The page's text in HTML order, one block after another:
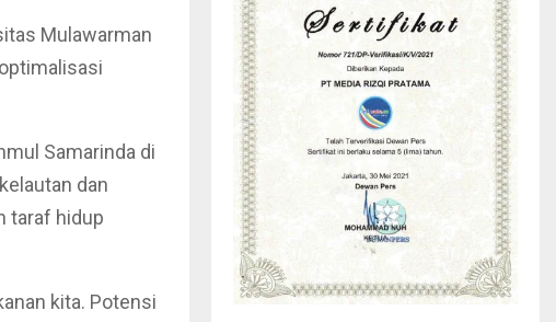
Mulawarman
Samarinda di
dan
taraf hidup
kita. Potensi